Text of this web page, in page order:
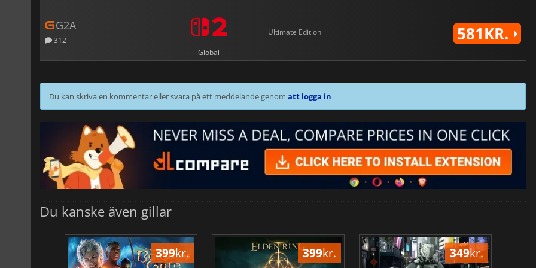
G2A
312
Global
Ultimate Edition 581KR.
Du kan skriva en kommentar eller svara på ett meddelande genom att logga in
Du kanske även gillar
399kr. 399kr. 349kr.